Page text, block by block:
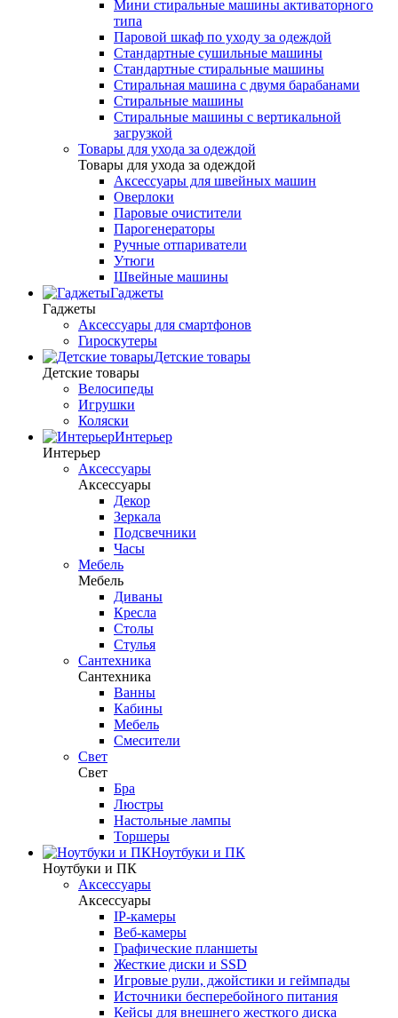
Мини стиральные машины активаторного
типа
Паровой шкаф по уходу за одеждой
Стандартные сушильные машины
Стандартные стиральные машины
Стиральная машина с двумя барабанами
Стиральные машины
Стиральные машины с вертикальной
загрузкой
Товары для ухода за одеждой
Товары для ухода за одеждой
Аксессуары для швейных машин
Оверлоки
Паровые очистители
Парогенераторы
Ручные отпариватели
Утюги
Швейные машины
Гаджеты
Гаджеты
Аксессуары для смартфонов
Гироскутеры
Детские товары
Детские товары
Велосипеды
Игрушки
Коляски
Интерьер
Интерьер
Аксессуары
Аксессуары
Декор
Зеркала
Подсвечники
Часы
Мебель
Мебель
Диваны
Кресла
Столы
Стулья
Сантехника
Сантехника
Ванны
Кабины
Мебель
Смесители
Свет
Свет
Бра
Люстры
Настольные лампы
Торшеры
Ноутбуки и ПК
Ноутбуки и ПК
Аксессуары
Аксессуары
IP-камеры
Веб-камеры
Графические планшеты
Жесткие диски и SSD
Игровые рули, джойстики и геймпады
Источники бесперебойного питания
Кейсы для внешнего жесткого диска